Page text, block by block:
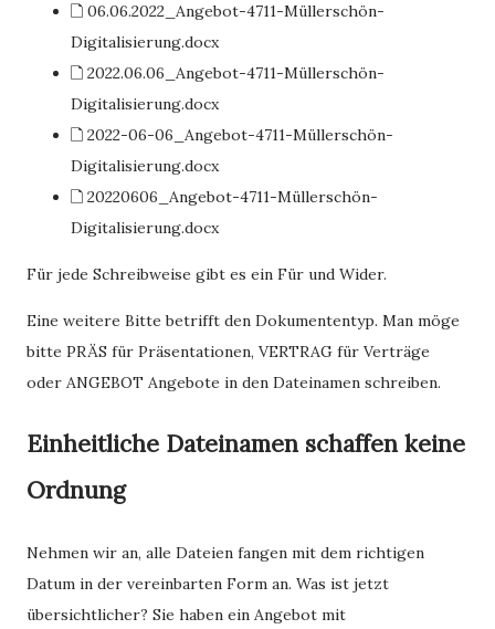
🗋 06.06.2022_Angebot-4711-Müllerschön-
Digitalisierung.docx
🗋 2022.06.06_Angebot-4711-Müllerschön-
Digitalisierung.docx
🗋 2022-06-06_Angebot-4711-Müllerschön-
Digitalisierung.docx
🗋 20220606_Angebot-4711-Müllerschön-
Digitalisierung.docx
Für jede Schreibweise gibt es ein Für und Wider.
Eine weitere Bitte betrifft den Dokumententyp. Man möge
bitte PRÄS für Präsentationen, VERTRAG für Verträge
oder ANGEBOT Angebote in den Dateinamen schreiben.
Einheitliche Dateinamen schaffen keine
Ordnung
Nehmen wir an, alle Dateien fangen mit dem richtigen
Datum in der vereinbarten Form an. Was ist jetzt
übersichtlicher? Sie haben ein Angebot mit